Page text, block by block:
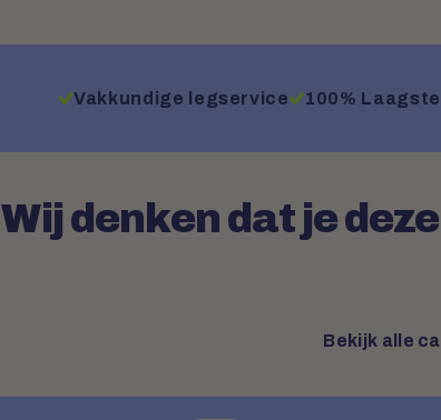
Vakkundige legservice 100%
Wij denken dat je
Bekijk alle